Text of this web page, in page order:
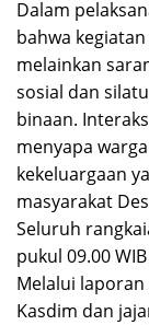
​Dalam
bahwa
melainkan
sosial dan
binaan.
menyapa
kekeluargaan
masyarakat
​Seluruh
pukul 09.00
Melalui
Kasdim dan